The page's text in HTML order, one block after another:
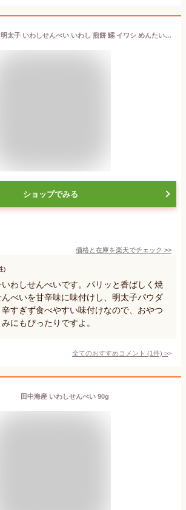
【土佐産直】 明太子 いわしせんべい いわし 煎餅 鰯 イワシ めんたいこ 高知 土佐 酒のおつまみ 酒の肴 晩酌 せんべい お菓子 乾き物 魚せんべい スナック カルシウム 御中元 御歳暮 贈答 ギフト メッセージカード無料【常温便】[ヤマト発送]
ショップでみる
価格と在庫を楽天でチェック >>
)
わしせんべいです。パリッと香ばしく焼
べいを甘辛味に味付けし、明太子パウダ
すぎず食べやすい味付けなので、おやつ
にもぴったりですよ。
全てのおすすめコメント (1件) >
田中海産 いわしせんべい 90g